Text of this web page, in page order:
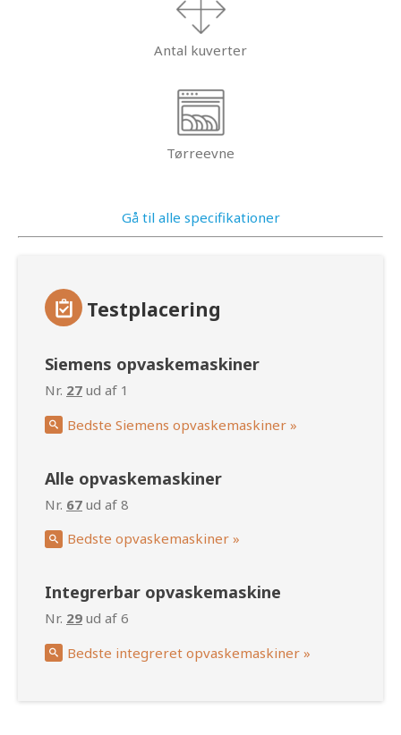
Antal kuverter
Tørreevne
Gå til alle specifikationer
Testplacering
Siemens opvaskemaskiner
Nr. 27 ud af 1
Bedste Siemens opvaskemaskiner »
Alle opvaskemaskiner
Nr. 67 ud af 8
Bedste opvaskemaskiner »
Integrerbar opvaskemaskine
Nr. 29 ud af 6
Bedste integreret opvaskemaskiner »